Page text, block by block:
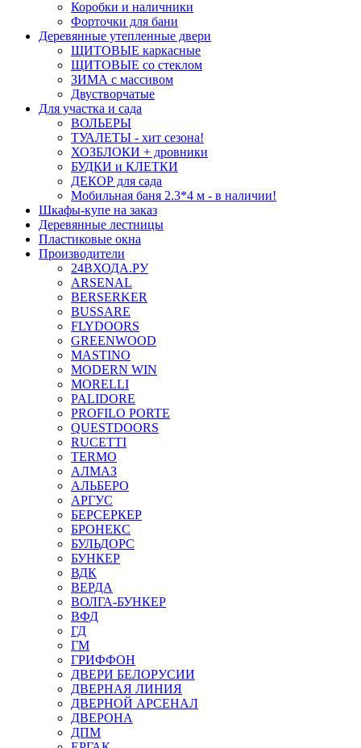
Коробки и наличники
Форточки для бани
Деревянные утепленные двери
ЩИТОВЫЕ каркасные
ЩИТОВЫЕ со стеклом
ЗИМА с массивом
Двустворчатые
Для участка и сада
ВОЛЬЕРЫ
ТУАЛЕТЫ - хит сезона!
ХОЗБЛОКИ + дровники
БУДКИ и КЛЕТКИ
ДЕКОР для сада
Мобильная баня 2.3*4 м - в наличии!
Шкафы-купе на заказ
Деревянные лестницы
Пластиковые окна
Производители
24ВХОДА.РУ
ARSENAL
BERSERKER
BUSSARE
FLYDOORS
GREENWOOD
MASTINO
MODERN WIN
MORELLI
PALIDORE
PROFILO PORTE
QUESTDOORS
RUCETTI
TERMO
АЛМАЗ
АЛЬБЕРО
АРГУС
БЕРСЕРКЕР
БРОНЕКС
БУЛЬДОРС
БУНКЕР
ВДК
ВЕРДА
ВОЛГА-БУНКЕР
ВФД
ГД
ГМ
ГРИФФОН
ДВЕРИ БЕЛОРУСИИ
ДВЕРНАЯ ЛИНИЯ
ДВЕРНОЙ АРСЕНАЛ
ДВЕРОНА
ДПМ